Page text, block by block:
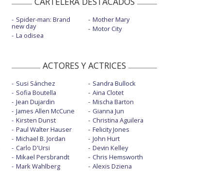
Spider-man: Brand
new day
La odisea
Mother Mary
Motor City
ACTORES Y ACTRICES
Susi Sánchez
Sofia Boutella
Jean Dujardin
James Allen McCune
Kirsten Dunst
Paul Walter Hauser
Michael B. Jordan
Carlo D'Ursi
Mikael Persbrandt
Mark Wahlberg
Sandra Bullock
Aina Clotet
Mischa Barton
Gianna Jun
Christina Aguilera
Felicity Jones
John Hurt
Devin Kelley
Chris Hemsworth
Alexis Dziena